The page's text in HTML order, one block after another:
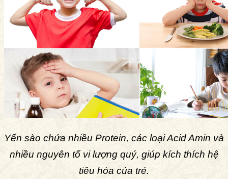
Yến sào chứa nhiều Protein, các loại Acid Amin và
nhiều nguyên tố vi lượng quý, giúp kích thích hệ
tiêu hóa của trẻ.